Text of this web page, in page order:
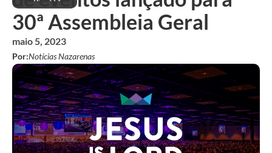
30ª Assembleia Geral
maio 5, 2023
Por:Notícias Nazarenas